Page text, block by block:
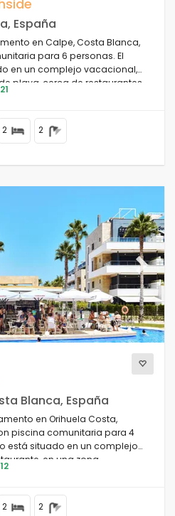
España
en Calpe, Costa Blanca,
para 6 personas. El
en un complejo vacacional,
playa, cerca de restaurantes
a 50 m de la playa
2 2
Next
Blanca, España
en Orihuela Costa,
piscina comunitaria para 4
está situado en un complejo
en una zona
cerca de tiendas y
2 2